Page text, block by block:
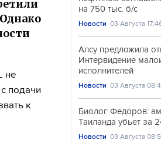
не
подачи
к
на 750 тыс. б/с
Новости 03 Августа
Алсу предложила
Интервидение
исполнителей
Новости 03 Августа
Биолог Федоров:
Таиланда убьет за
Новости 03 Августа